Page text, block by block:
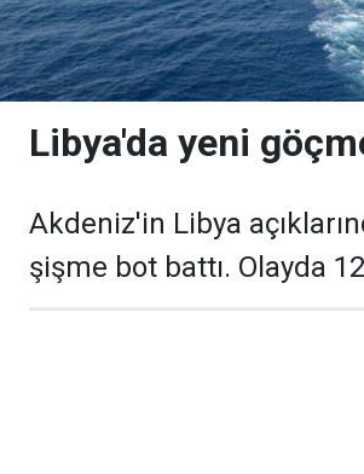
Libya'da yeni
Akdeniz'in Libya
şişme bot battı. Olayda